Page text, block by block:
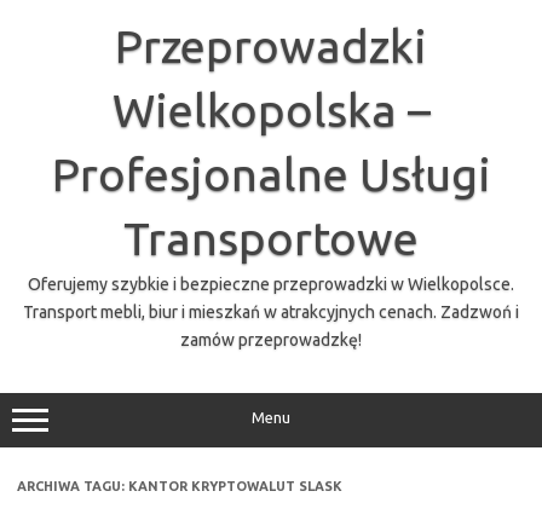
Przeprowadzki
Wielkopolska –
Profesjonalne Usługi
Transportowe
Oferujemy szybkie i bezpieczne przeprowadzki w Wielkopolsce.
Transport mebli, biur i mieszkań w atrakcyjnych cenach. Zadzwoń i
zamów przeprowadzkę!
Menu
ARCHIWA TAGU: KANTOR KRYPTOWALUT SLASK